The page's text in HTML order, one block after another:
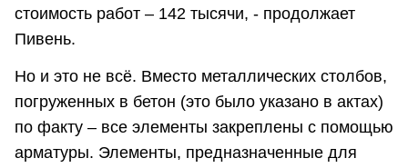
стоимость работ – 142 тысячи, - продолжает
Пивень.
Но и это не всё. Вместо металлических столбов,
погруженных в бетон (это было указано в актах)
по факту – все элементы закреплены с помощью
арматуры. Элементы, предназначенные для